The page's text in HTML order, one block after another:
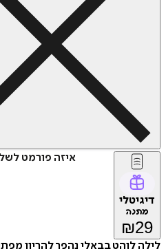
איזה פורמט
דיגיטלי
מתנה
₪29
לילה לוהט בבאלי נהפך להריון